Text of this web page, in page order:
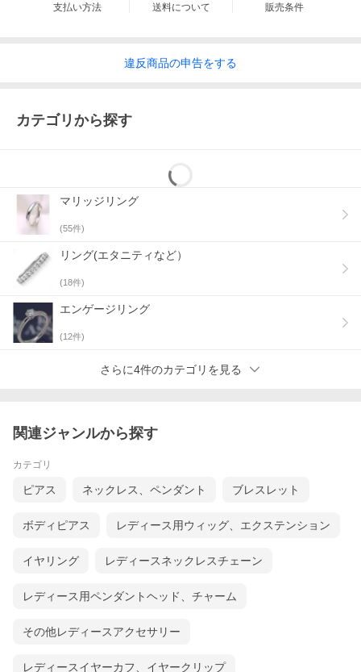
支払い方法 送料について 販売条件
違反商品の申告をする
カテゴリから探す
マリッジリング
(55件)
リング(エタニティなど）
(18件)
エンゲージリング
(12件)
さらに4件のカテゴリを見る
関連ジャンルから探す
カテゴリ
ピアス ネックレス、ペンダント ブレスレット
ボディピアス レディース用ウィッグ、エクステンション
イヤリング レディースネックレスチェーン
レディース用ペンダントヘッド、チャーム
その他レディースアクセサリー
レディースイヤーカフ、イヤークリップ